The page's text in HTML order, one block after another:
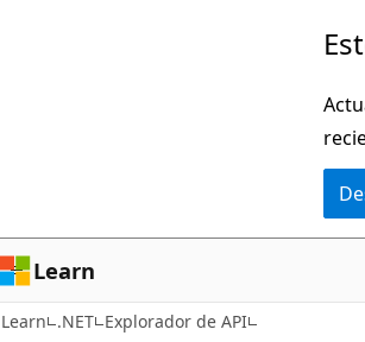
página
Learn
Learn .NET Explorador de API